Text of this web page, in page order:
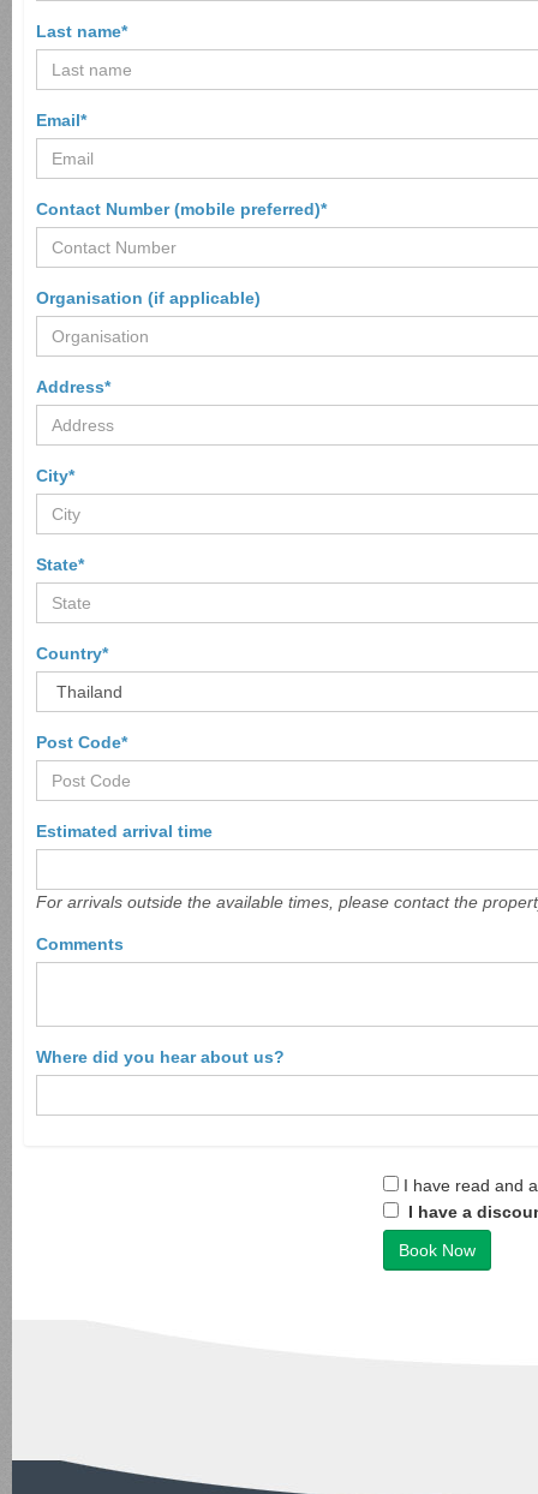
Last name*
Email*
Contact Number (mobile preferred)*
Organisation (if applicable)
Address*
City*
State*
Country*
Post Code*
Estimated arrival time
For arrivals outside the available times, please contact the
Comments
Where did you hear about us?
I have read and
I have a
Book Now